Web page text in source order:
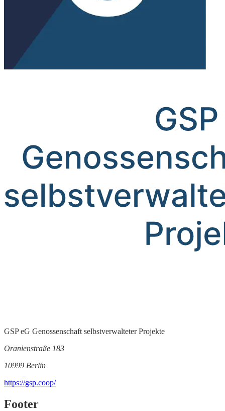
GSP eG Genossenschaft selbstverwalteter Projekte
Oranienstraße 183
10999 Berlin
https://gsp.coop/
Footer